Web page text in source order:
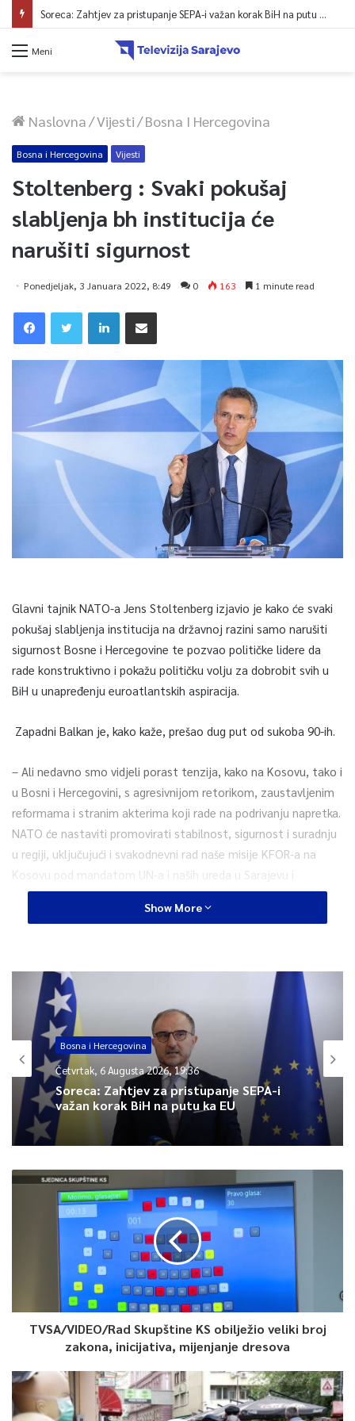
Soreca: Zahtjev za pristupanje SEPA-i važan korak BiH na putu ka EU
Meni
Naslovna/Vijesti/Bosna I Hercegovina
Bosna i Hercegovina Vijesti
Stoltenberg : Svaki pokušaj
slabljenja bh institucija će
narušiti sigurnost
Ponedjeljak, 3 Januara 2022, 8:49 0 163 1 minute read
Glavni tajnik NATO-a Jens Stoltenberg izjavio je kako će svaki
pokušaj slabljenja institucija na državnoj razini samo narušiti
sigurnost Bosne i Hercegovine te pozvao političke lidere da
rade konstruktivno i pokažu političku volju za dobrobit svih u
BiH u unapređenju euroatlantskih aspiracija.
Zapadni Balkan je, kako kaže, prešao dug put od sukoba 90-ih.
– Ali nedavno smo vidjeli porast tenzija, kako na Kosovu, tako i
u Bosni i Hercegovini, s agresivnijom retorikom, zaustavljenim
reformama i stranim akterima koji rade na podrivanju napretka.
NATO će nastaviti promovirati stabilnost, sigurnost i suradnju
u regiji, uključujući i svakodnevni rad naše misije KFOR-a na
Kosovu pod mandatom UN-a i naših ureda u Sarajevu i
Beogradu. Naša suradnja s Europskom unijom ostaje suradnja
od suštinskog značaja i nastavit ćemo raditi zajedno na
Što se tiče Bosne i Hercegovine, ocijenio je kako su njezine
jedinstvene strukture važne za stabilnost zemlje, posebno
Oružane snage, jedna od najjačih multietničkih institucija u
zemlji.
– Kao što sam rekao prošle godine, kada smo obilježavali 25.
godišnjicu Daytonskog sporazuma – jedno od najznačajnijih
dostignuća bilo je stvaranje zajedničkih oružanih snaga. (…)
narušiti sigurnost Bosne i Hercegovine. To će također imati
negativne posljedice po njezinu ekonomiju i regionalnu
stabilnost – kazao je glavni tajnik NATO-a.
0
Article Rating
Show More
Bosna i Hercegovina
Četvrtak, 6 Augusta 2026, 19:36
Soreca: Zahtjev za pristupanje SEPA-i
važan korak BiH na putu ka EU
TVSA/VIDEO/Rad Skupštine KS obilježio veliki broj
zakona, inicijativa, mijenjanje dresova